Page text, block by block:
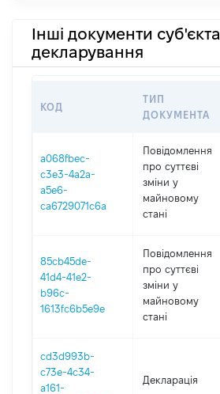
Інші документи суб'єкта
декларування
КОД
ТИП
ДОКУМЕНТА
a068fbec-
c3e3-4a2a-
a5e6-
ca6729071c6a
Повідомлення
про суттєві
зміни y
майновому
стані
85cb45de-
41d4-41e2-
b96c-
1613fc6b5e9e
Повідомлення
про суттєві
зміни y
майновому
стані
cd3d993b-
c73e-4c34-
a161-
Декларація